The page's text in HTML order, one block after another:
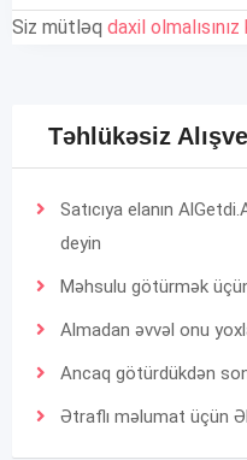
Siz mütləq daxil olmalısınız
Təhlükəsiz
Satıcıya elanın
deyin
Məhsulu götürmək
Almadan əvvəl onu
Ancaq götürdükdən
Ətraflı məlumat üçün